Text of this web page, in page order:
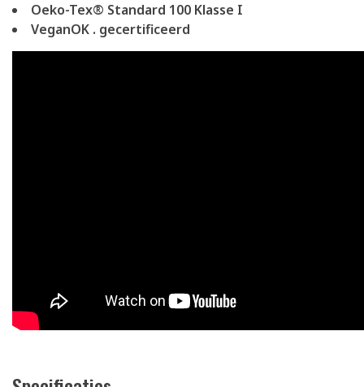
Oeko-Tex® Standard 100 Klasse I
VeganOK . gecertificeerd